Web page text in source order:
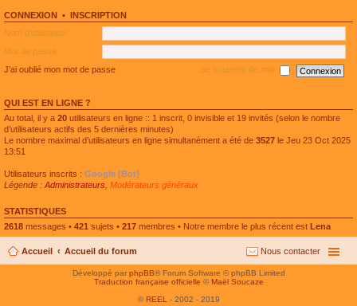
é
c
e
n
t
l
u
s
é
e
u
l
e
l
s
e
n
t
CONNEXION • INSCRIPTION
Nom d’utilisateur :
Mot de passe :
J’ai oublié mon mot de passe
Se souvenir de moi
QUI EST EN LIGNE ?
Au total, il y a 20 utilisateurs en ligne :: 1 inscrit, 0 invisible et 19 invités (selon le nombre
d’utilisateurs actifs des 5 dernières minutes)
Le nombre maximal d’utilisateurs en ligne simultanément a été de 3527 le Jeu 23 Oct 2025
13:51
Utilisateurs inscrits : Google [Bot]
Légende : Administrateurs Modérateurs généraux
STATISTIQUES
2618 messages • 421 sujets • 217 membres • Notre membre le plus récent est Lena
Accueil Accueil du forum Nous contacter
Développé parphpBB® Forum Software © phpBB Limited
Traduction française officielle © Maël Soucaze
© REEL - 2002 - 2019